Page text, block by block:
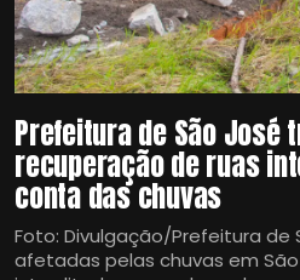
Prefeitura de São José
recuperação de ruas
conta das chuvas
Foto: Divulgação/Prefeitura de
afetadas pelas chuvas em